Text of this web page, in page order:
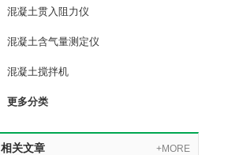
混凝土贯入阻力仪
混凝土含气量测定仪
混凝土搅拌机
更多分类
相关文章 +MORE